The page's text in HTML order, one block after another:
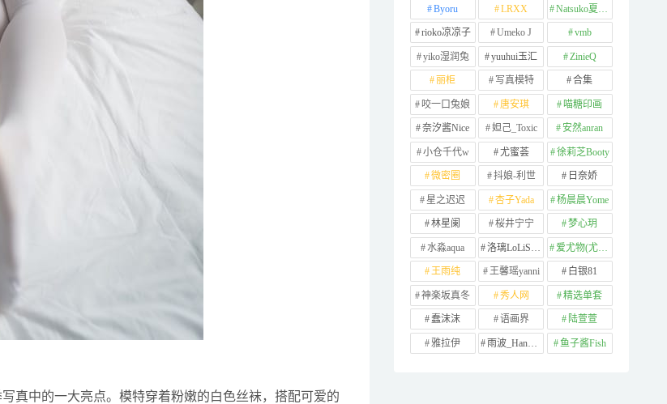
真中的一大亮点。模特穿着粉嫩的白色丝袜，搭配可爱的
Byoru LRXX Natsuko夏夏子
rioko凉凉子 Umeko J vmb
yiko湿润兔 yuuhui玉汇 ZinieQ
丽柜 写真模特 合集
咬一口兔娘 唐安琪 喵糖印画
奈汐酱Nice 妲己_Toxic 安然anran
小仓千代w 尤蜜荟 徐莉芝Booty
微密圈 抖娘-利世 日奈娇
星之迟迟 杏子Yada 杨晨晨Yome
林星阑 桜井宁宁 梦心玥
水淼aqua 洛璃LoLiSAMA 爱尤物(尤果网)
王雨纯 王馨瑶yanni 白银81
神楽坂真冬 秀人网 精选单套
蠢沫沫 语画界 陆萱萱
雅拉伊 雨波_HaneAme 鱼子酱Fish